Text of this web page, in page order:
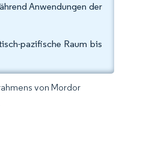
Anwendungen der
pazifische Raum bis
von Mordor